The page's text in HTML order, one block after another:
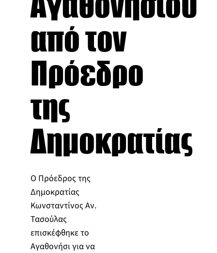
από τον
Πρόεδρο
της
Δημοκρατίας
Ο Πρόεδρος της
Δημοκρατίας
Κωνσταντίνος Αν.
Τασούλας
επισκέφθηκε το
Αγαθονήσι για να